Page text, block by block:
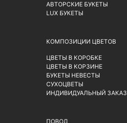
АВТОРСКИЕ БУКЕТЫ
LUX БУКЕТЫ
КОМПОЗИЦИИ ЦВЕТОВ
ЦВЕТЫ В КОРОБКЕ
ЦВЕТЫ В КОРЗИНЕ
БУКЕТЫ НЕВЕСТЫ
СУХОЦВЕТЫ
ИНДИВИДУАЛЬНЫЙ ЗАКАЗ
ПОВОД